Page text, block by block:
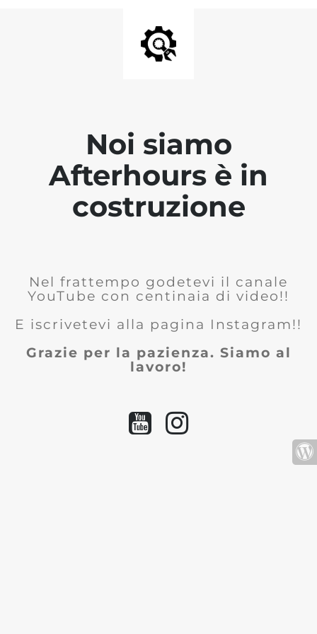
Noi siamo
Afterhours è in
costruzione
Nel frattempo godetevi il canale
YouTube con centinaia di video!!
E iscrivetevi alla pagina Instagram!!
Grazie per la pazienza. Siamo al
lavoro!